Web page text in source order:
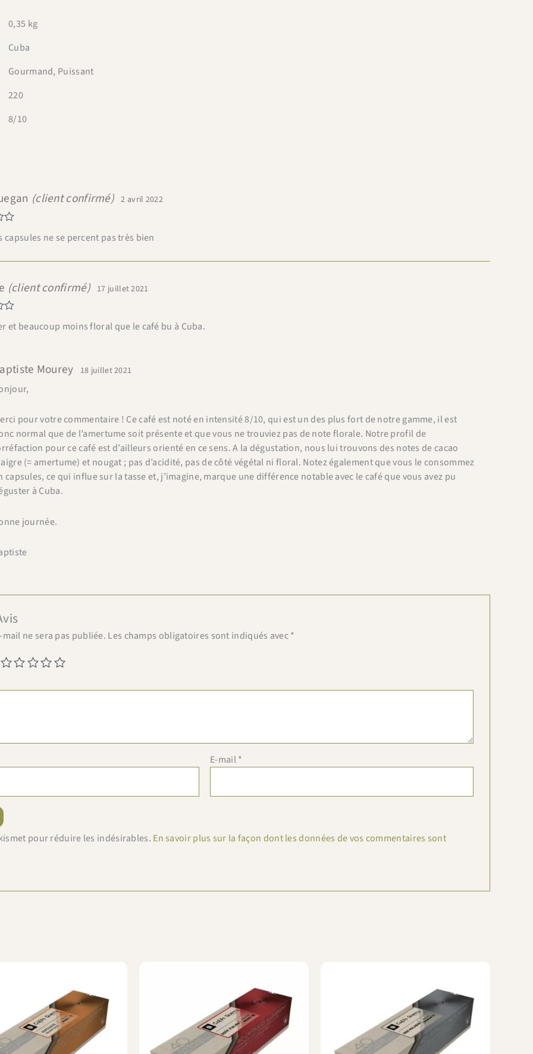
0,35 kg
Cuba
Gourmand, Puissant
220
8/10
(client confirmé) 2 avril 2022
capsules ne se percent pas très bien
(client confirmé) 17 juillet 2021
et beaucoup moins floral que le café bu à Cuba.
Mourey 18 juillet 2021
pour votre commentaire ! Ce café est noté en intensité 8/10, qui est un des plus fort de notre gamme, il est
normal que de l’amertume soit présente et que vous ne trouviez pas de note florale. Notre profil de
pour ce café est d’ailleurs orienté en ce sens. A la dégustation, nous lui trouvons des notes de cacao
(= amertume) et nougat ; pas d’acidité, pas de côté végétal ni floral. Notez également que vous le consommez
capsules, ce qui influe sur la tasse et, j’imagine, marque une différence notable avec le café que vous avez pu
à Cuba.
journée.
ne sera pas publiée. Les champs obligatoires sont indiqués avec*
E-mail*
pour réduire les indésirables. En savoir plus sur la façon dont les données de vos commentaires sont
Bienvenue chez Cafés Querry !
et chèques cadeau et offres promotionnelles en cours).
"Code promo" de votre panier.
BIENVENUE10